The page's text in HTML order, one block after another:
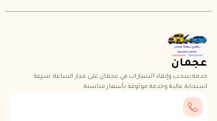
عجمان
خدمة سحب وإنقاذ السيارات في عجمان على مدار الساعة. سرعة
استجابة عالية وخدمة موثوقة بأسعار مناسبة.